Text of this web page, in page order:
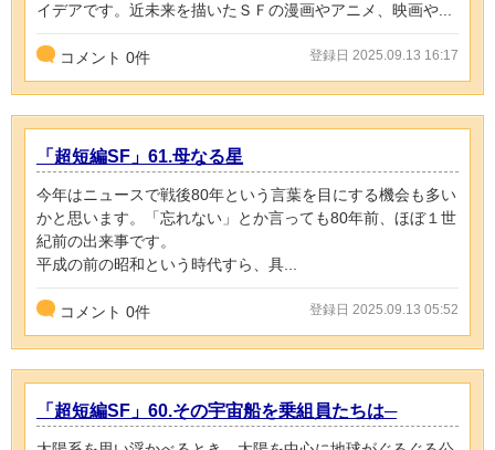
イデアです。近未来を描いたＳＦの漫画やアニメ、映画や...
コメント 0件 登録日 2025.09.13 16:17
「超短編SF」61.母なる星
今年はニュースで戦後80年という言葉を目にする機会も多い
かと思います。「忘れない」とか言っても80年前、ほぼ１世
紀前の出来事です。
平成の前の昭和という時代すら、具...
コメント 0件 登録日 2025.09.13 05:52
「超短編SF」60.その宇宙船を乗組員たちは─